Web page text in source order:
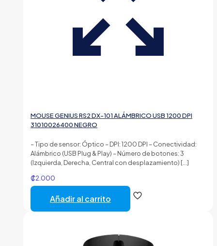
MOUSE GENIUS RS2 DX-101 ALÁMBRICO USB 1200 DPI
31010026400 NEGRO
– Tipo de sensor: Óptico – DPI: 1200 DPI – Conectividad:
Alámbrico (USB Plug & Play) – Número de botones: 3
(Izquierda, Derecha, Central con desplazamiento) […]
₡2.000
Añadir al carrito